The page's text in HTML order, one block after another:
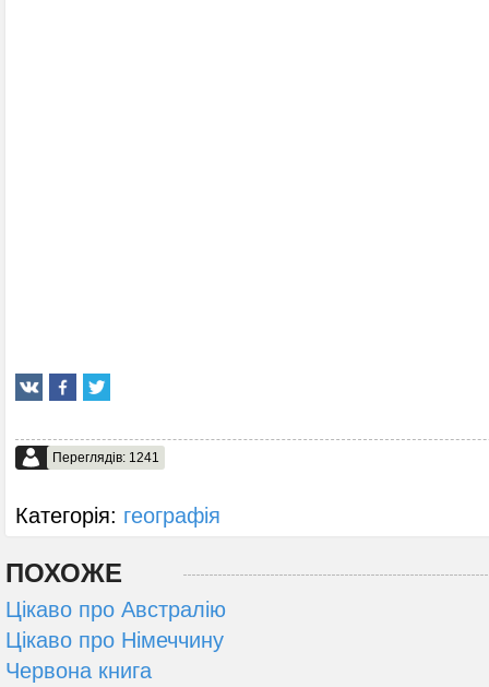
Переглядів: 1241
Категорія: географія
ПОХОЖЕ
Цікаво про Австралію
Цікаво про Німеччину
Червона книга